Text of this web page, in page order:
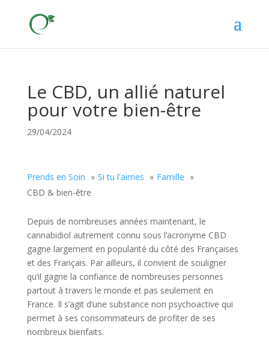
Le CBD, un allié naturel
pour votre bien-être
29/04/2024
Prends en Soin Si tu l'aimes
Famille
CBD & bien-être
Depuis de nombreuses années maintenant, le
cannabidiol autrement connu sous l’acronyme CBD
gagne largement en popularité du côté des Françaises
et des Français. Par ailleurs, il convient de souligner
qu’il gagne la confiance de nombreuses personnes
partout à travers le monde et pas seulement en
France. Il s’agit d’une substance non psychoactive qui
permet à ses consommateurs de profiter de ses
nombreux bienfaits.